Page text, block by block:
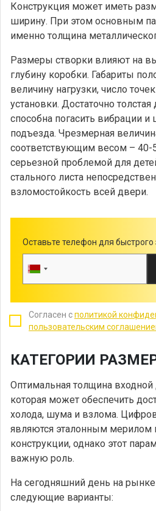
Конструкция может иметь
ширину. При этом основным
именно толщина
Размеры створки влияют на
глубину коробки. Габариты
величину нагрузки, число
установки. Достаточно
способна погасить вибрации
подъезда. Чрезмерная
соответствующим весом – 40-
серьезной проблемой для
стального листа
взломостойкость всей двери.
Оставьте телефон для быстрого
Согласен сполитикой
пользовательским
КАТЕГОРИИ
Оптимальная толщина входной
которая может обеспечить
холода, шума и взлома.
являются эталонным мерилом
конструкции, однако этот
важную роль.
На сегодняшний день на
следующие варианты: